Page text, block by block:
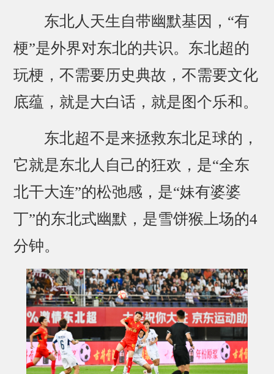
东北人天生自带幽默基因，“有
梗”是外界对东北的共识。东北超的
玩梗，不需要历史典故，不需要文化
底蕴，就是大白话，就是图个乐和。
东北超不是来拯救东北足球的，
它就是东北人自己的狂欢，是“全东
北干大连”的松弛感，是“妹有婆婆
丁”的东北式幽默，是雪饼猴上场的4
分钟。